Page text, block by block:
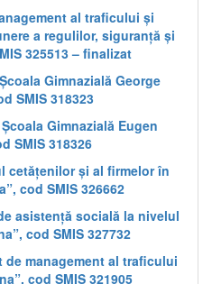
al traficului și
a regulilor, siguranță și
325513 – finalizat
Gimnazială George
SMIS 318323
Gimnazială Eugen
SMIS 318326
cetățenilor și al firmelor în
cod SMIS 326662
asistență socială la nivelul
cod SMIS 327732
de management al traficului
cod SMIS 321905